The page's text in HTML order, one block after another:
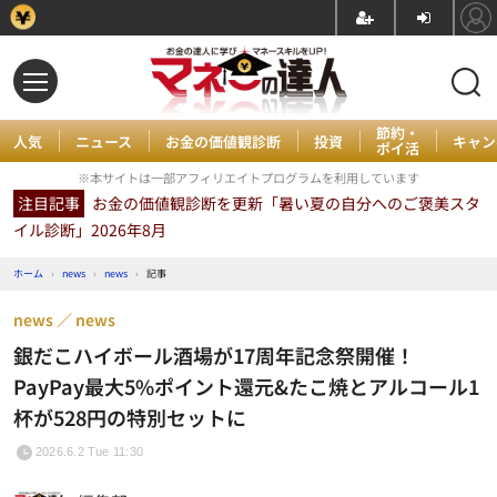
人気 ニュース お金の価値観診断 投資 節約・
ポイ活 キャ
※本サイトは一部アフィリエイトプログラムを利用しています
注目記事 お金の価値観診断を更新「暑い夏の自分へのご褒美スタ
イル診断」2026年8月
ホーム › news › news › 記事
銀だこハイボール酒場が17周年記念祭開催！
PayPay最大5%ポイント還元&たこ焼とアルコール1
杯が528円の特別セットに
news news
2026.6.2 Tue 11:30